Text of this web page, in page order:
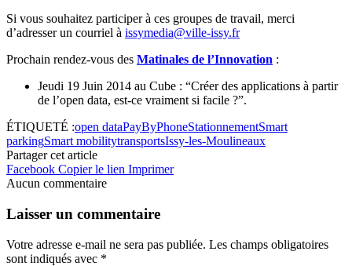
Si vous souhaitez participer à ces groupes de travail, merci
d’adresser un courriel à issymedia@ville-issy.fr
Prochain rendez-vous des Matinales de l’Innovation :
Jeudi 19 Juin 2014 au Cube : “Créer des applications à partir
de l’open data, est-ce vraiment si facile ?”.
ÉTIQUETÉ :open dataPayByPhoneStationnementSmart
parkingSmart mobilitytransportsIssy-les-Moulineaux
Partager cet article
Facebook Copier le lien Imprimer
Aucun commentaire
Laisser un commentaire
Votre adresse e-mail ne sera pas publiée. Les champs obligatoires
sont indiqués avec *